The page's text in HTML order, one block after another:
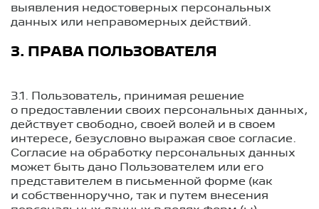
выявления недостоверных персональных
данных или неправомерных действий.
3. ПРАВА ПОЛЬЗОВАТЕЛЯ
3.1. Пользователь, принимая решение
о предоставлении своих персональных данных,
действует свободно, своей волей и в своем
интересе, безусловно выражая свое согласие.
Согласие на обработку персональных данных
может быть дано Пользователем или его
представителем в письменной форме (как
и собственноручно, так и путем внесения